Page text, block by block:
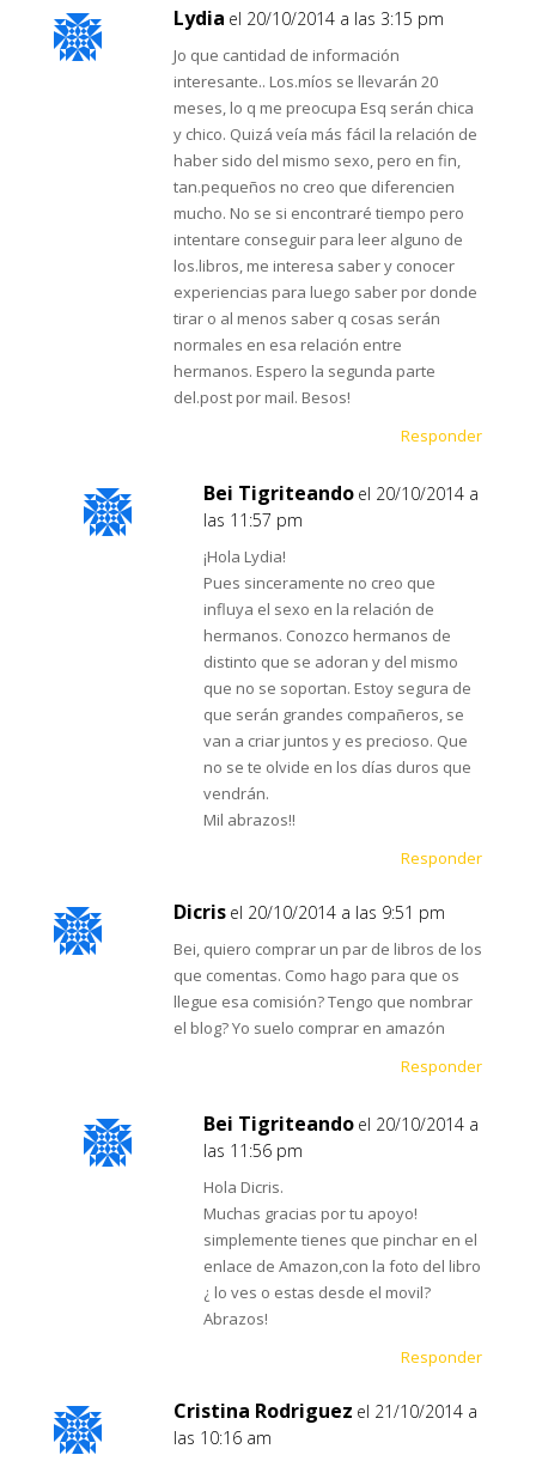
Lydia el 20/10/2014 a las 3:15 pm
Jo que cantidad de información
interesante.. Los.míos se llevarán 20
meses, lo q me preocupa Esq serán chica
y chico. Quizá veía más fácil la relación de
haber sido del mismo sexo, pero en fin,
tan.pequeños no creo que diferencien
mucho. No se si encontraré tiempo pero
intentare conseguir para leer alguno de
los.libros, me interesa saber y conocer
experiencias para luego saber por donde
tirar o al menos saber q cosas serán
normales en esa relación entre
hermanos. Espero la segunda parte
del.post por mail. Besos!
Responder
Bei Tigriteando el 20/10/2014 a
las 11:57 pm
¡Hola Lydia!
Pues sinceramente no creo que
influya el sexo en la relación de
hermanos. Conozco hermanos de
distinto que se adoran y del mismo
que no se soportan. Estoy segura de
que serán grandes compañeros, se
van a criar juntos y es precioso. Que
no se te olvide en los días duros que
vendrán.
Mil abrazos!!
Responder
Dicris el 20/10/2014 a las 9:51 pm
Bei, quiero comprar un par de libros de los
que comentas. Como hago para que os
llegue esa comisión? Tengo que nombrar
el blog? Yo suelo comprar en amazón
Responder
Bei Tigriteando el 20/10/2014 a
las 11:56 pm
Hola Dicris.
Muchas gracias por tu apoyo!
simplemente tienes que pinchar en el
enlace de Amazon,con la foto del libro
¿ lo ves o estas desde el movil?
Abrazos!
Responder
Cristina Rodriguez el 21/10/2014 a
las 10:16 am